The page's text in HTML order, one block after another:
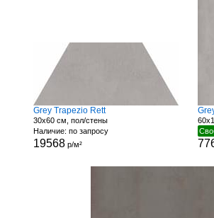
Grey Trapezio Rett
30x60 см, пол/стены
Наличие: по запросу
19568р/м²